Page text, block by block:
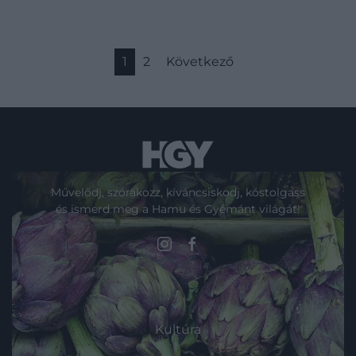
1 2 Következő
Művelődj, szórakozz, kíváncsiskodj, kóstolgass
és ismerd meg a Hamu és Gyémánt világát!
ROVATOK
Kultúra